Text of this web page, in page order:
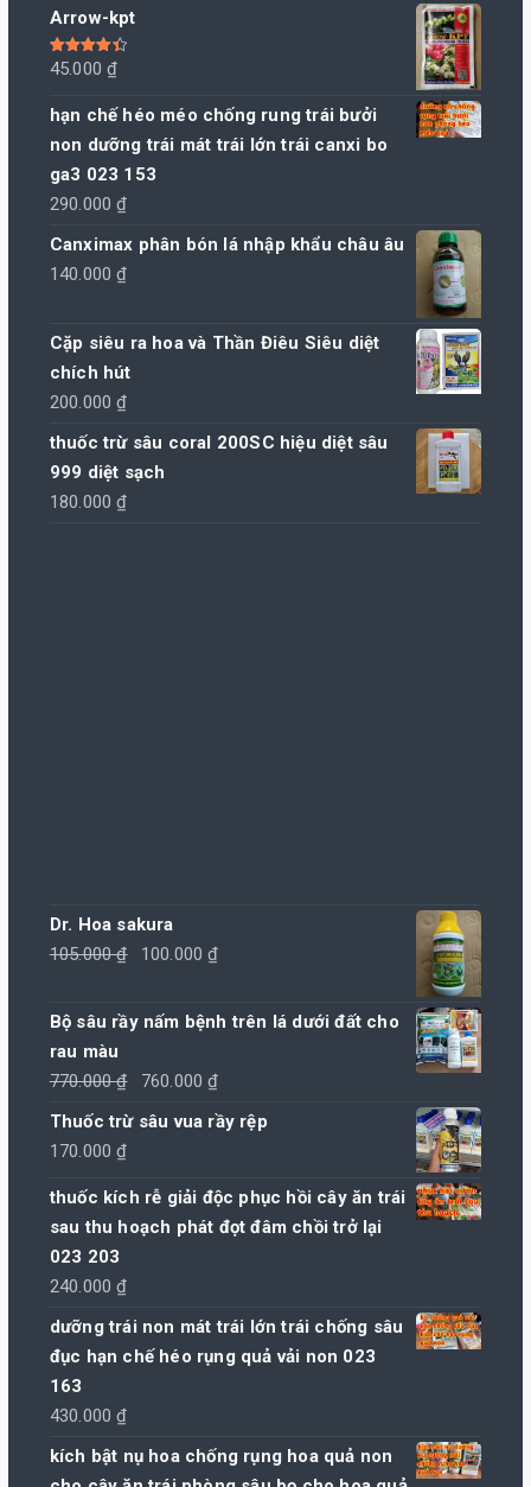
Arrow-kpt
Được xếp
hạng 4.50
45.000₫
hạn chế héo méo chống rung trái bưởi
non dưỡng trái mát trái lớn trái canxi bo
ga3 023 153
290.000₫
Canximax phân bón lá nhập khẩu châu âu
140.000₫
Cặp siêu ra hoa và Thần Điêu Siêu diệt
chích hút
200.000₫
thuốc trừ sâu coral 200SC hiệu diệt sâu
999 diệt sạch
180.000₫
Dr. Hoa sakura
105.000₫
Giá
100.000₫
tại
Bộ sâu rầy nấm bệnh trên lá dưới đất cho
rau màu
770.000₫
Giá
gốc
760.000₫
hiện
760.000 ₫.
Thuốc trừ sâu vua rầy rệp
170.000₫
thuốc kích rễ giải độc phục hồi cây ăn trái
sau thu hoạch phát đọt đâm chồi trở lại
023 203
240.000₫
dưỡng trái non mát trái lớn trái chống sâu
đục hạn chế héo rụng quả vải non 023
163
430.000₫
kích bật nụ hoa chống rụng hoa quả non